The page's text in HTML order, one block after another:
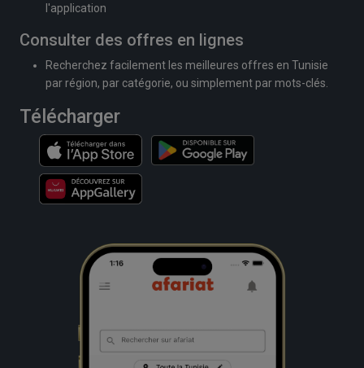
l'application
Consulter des offres en lignes
Recherchez facilement les meilleures offres en Tunisie
par région, par catégorie, ou simplement par mots-clés.
Télécharger